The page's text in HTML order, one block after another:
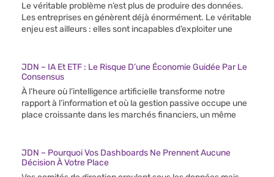
Le véritable problème n’est plus de produire des données.
Les entreprises en génèrent déjà énormément. Le véritable
enjeu est ailleurs : elles sont incapables d’exploiter une
JDN – IA Et ETF : Le Risque D’une Économie Guidée Par Le
Consensus
À l’heure où l’intelligence artificielle transforme notre
rapport à l’information et où la gestion passive occupe une
place croissante dans les marchés financiers, un même
JDN – Pourquoi Vos Dashboards Ne Prennent Aucune
Décision À Votre Place